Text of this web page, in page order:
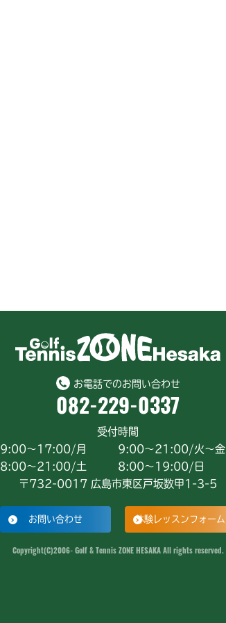
お電話でのお問い合わせ
082-229-0337
受付時間
9:00～17:00/月
9:00～21:00/火～金
8:00～21:00/土
8:00～19:00/日
〒732-0017 広島市東区戸坂数甲1-3-5
お問い合わせ 体験レッスンフォーム
Copyright(C)2006- Golf & Tennis ZONE HESAKA All rights reserved.